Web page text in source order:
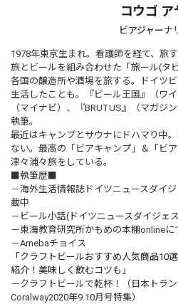
コウゴ ア
ビアジャーナ
1978年東京生まれ。看護師を経て、旅
旅とビールを組み合わせた「旅ール(タ
各国の醸造所や酒場を旅する。ドイツ
生活したことも。『ビール王国』（ワ
（マイナビ）、『BRUTUS』（マガジ
執筆。
最近はキャンプとサウナにドハマり中
ない。最高の「ビアキャンプ」＆「ビ
津々浦々旅をしている。
■執筆歴■
－海外生活情報誌ドイツニュースダイ
載中
－ ビール小話(ドイツニュースダイジェ
－東海教育研究所かもめの本棚onlineに
－Amebaチョイス
「クラフトビールおすすめ人気商品10
紹介！美味しく飲むコツも」
－クラフトビールで乾杯！（日本トラ
Coralway2020年9.10月号特集）